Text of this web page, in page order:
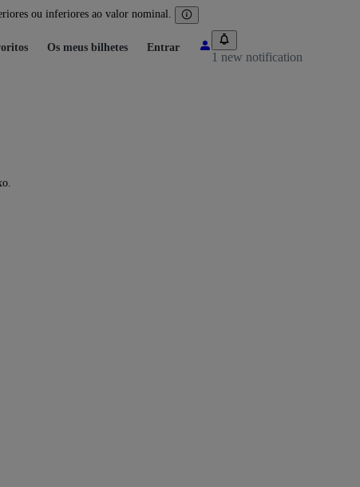
ou inferiores ao valor nominal.
Os meus bilhetes Entrar
1 new notification